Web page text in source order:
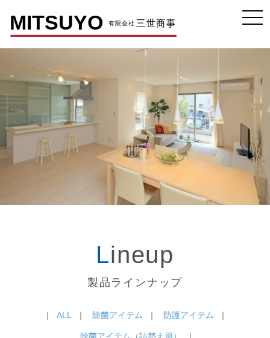
Lineup
製品ラインナップ
｜ ALL ｜ 除菌アイテム ｜ 防護アイテム ｜